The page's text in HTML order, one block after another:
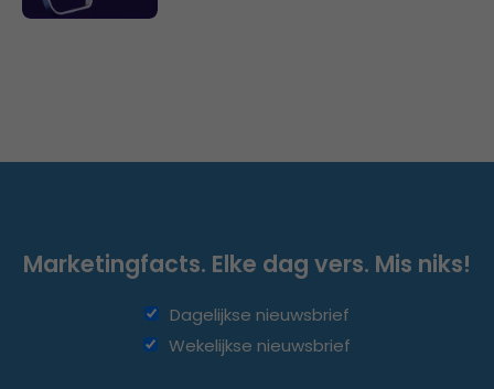
Marketingfacts. Elke dag vers. Mis niks!
Dagelijkse nieuwsbrief
Wekelijkse nieuwsbrief